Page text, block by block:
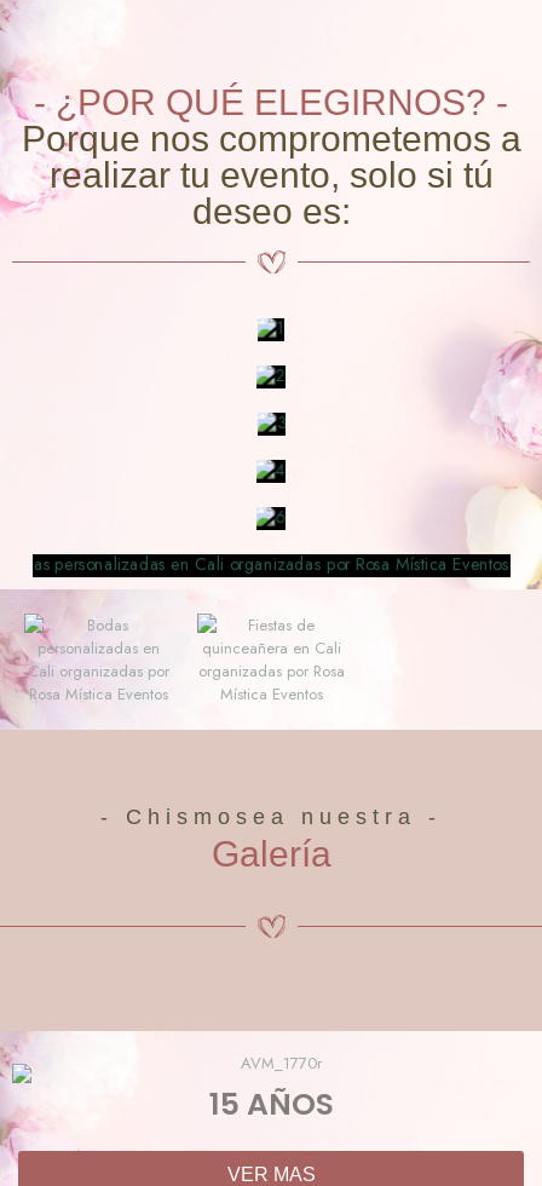
- ¿POR QUÉ ELEGIRNOS? -
Porque nos comprometemos a
realizar tu evento, solo si tú
deseo es:
- Chismosea nuestra -
Galería
15 AÑOS
VER MAS